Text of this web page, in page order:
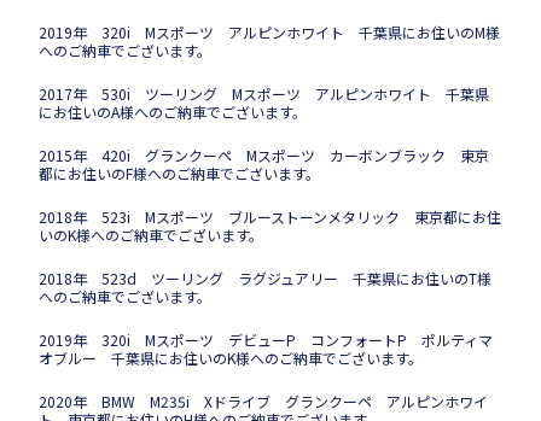
2019年 320i Mスポーツ アルピンホワイト 千葉県にお住いのM様
へのご納車でございます。
2017年 530i ツーリング Mスポーツ アルピンホワイト 千葉県
にお住いのA様へのご納車でございます。
2015年 420i グランクーペ Mスポーツ カーボンブラック 東京
都にお住いのF様へのご納車でございます。
2018年 523i Mスポーツ ブルーストーンメタリック 東京都にお住
いのK様へのご納車でございます。
2018年 523d ツーリング ラグジュアリー 千葉県にお住いのT様
へのご納車でございます。
2019年 320i Mスポーツ デビューP コンフォートP ポルティマ
オブルー 千葉県にお住いのK様へのご納車でございます。
2020年 BMW M235i Xドライブ グランクーペ アルピンホワイ